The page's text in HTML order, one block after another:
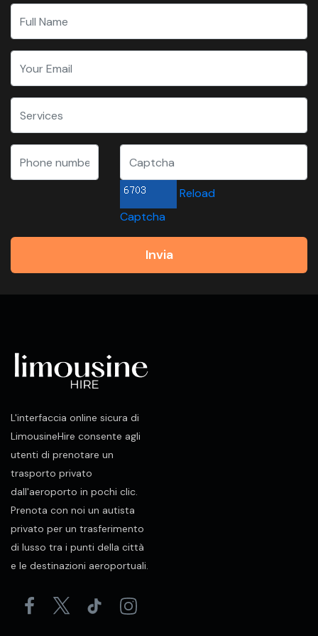
Reload
Captcha
Invia
L'interfaccia online sicura di
LimousineHire consente agli
utenti di prenotare un
trasporto privato
dall'aeroporto in pochi clic.
Prenota con noi un autista
privato per un trasferimento
di lusso tra i punti della città
e le destinazioni aeroportuali.